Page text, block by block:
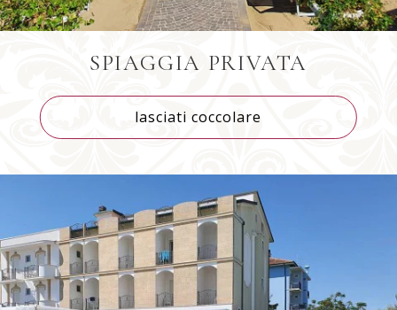
SPIAGGIA PRIVATA
lasciati coccolare